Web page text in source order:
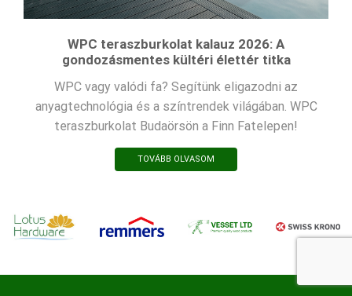
WPC teraszburkolat kalauz 2026: A
gondozásmentes kültéri élettér titka
WPC vagy valódi fa? Segítünk eligazodni az
anyagtechnológia és a színtrendek világában. WPC
teraszburkolat Budaörsön a Finn Fatelepen!
TOVÁBB OLVASOM